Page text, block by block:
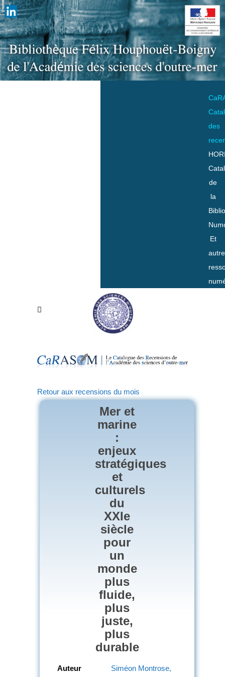
des
de
la
Et
Retour aux recensions du mois
Mer et
marine
:
enjeux
stratégiques
et
culturels
du
XXIe
siècle
pour
un
monde
plus
fluide,
plus
juste,
plus
durable
Auteur
Siméon Montrose,